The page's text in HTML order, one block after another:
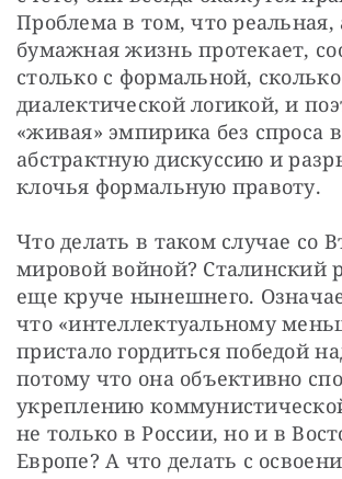
Проблема в том, что реальная,
бумажная жизнь протекает,
столько с формальной, сколько
диалектической логикой, и
«живая» эмпирика без спроса
абстрактную дискуссию и
клочья формальную правоту.
Что делать в таком случае со
мировой войной? Сталинский
еще круче нынешнего.
что «интеллектуальному
пристало гордиться победой
потому что она объективно
укреплению
не только в России, но и в
Европе? А что делать с